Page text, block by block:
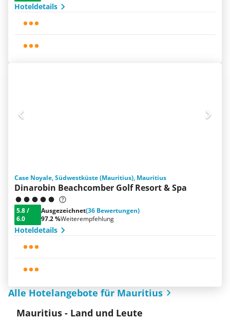
Hoteldetails
Case Noyale, Südwestküste (Mauritius), Mauritius
Dinarobin Beachcomber Golf Resort & Spa
5.8/
6.0
Ausgezeichnet(36 Bewertungen)
97.2 %Weiterempfehlung
Hoteldetails
Alle Hotelangebote für Mauritius
Mauritius - Land und Leute